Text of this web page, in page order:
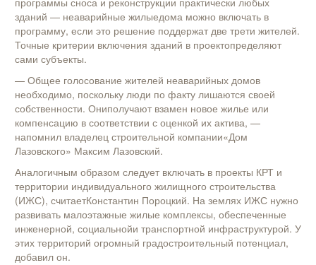
зданий — неаварийные жилыедома можно включать в
программу, если это решение поддержат две трети жителей.
Точные критерии включения зданий в проектопределяют
сами субъекты.
— Общее голосование жителей неаварийных домов
необходимо, поскольку люди по факту лишаются своей
собственности. Ониполучают взамен новое жилье или
компенсацию в соответствии с оценкой их актива, —
напомнил владелец строительной компании«Дом
Лазовского» Максим Лазовский.
Аналогичным образом следует включать в проекты КРТ и
территории индивидуального жилищного строительства
(ИЖС), считаетКонстантин Пороцкий. На землях ИЖС нужно
развивать малоэтажные жилые комплексы, обеспеченные
инженерной, социальнойи транспортной инфраструктурой. У
этих территорий огромный градостроительный потенциал,
добавил он.